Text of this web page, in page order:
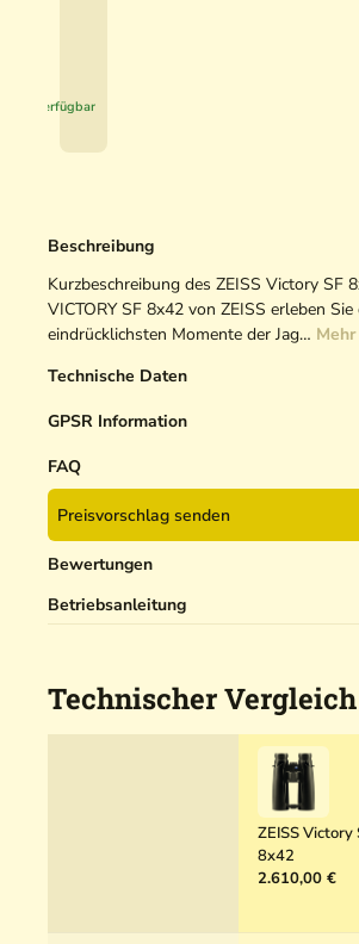
t
i
k
r
i
n
e
r
5
0
m
verfügbar
Beschreibung
Kurzbeschreibung des ZEISS Victory SF
VICTORY SF 8x42 von ZEISS erleben Sie
eindrücklichsten Momente der Jag… Mehr
Technische Daten
GPSR Information
FAQ
Preisvorschlag senden
Bewertungen
Betriebsanleitung
Technischer Vergleich
ZEISS Victory
8x42
2.610,00 €